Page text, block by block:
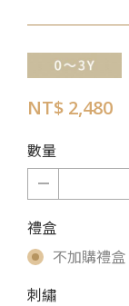
NT$ 2,480
數量
禮盒
不加購禮盒
刺繡